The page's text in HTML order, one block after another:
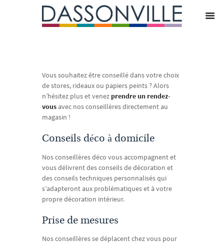
Vous souhaitez être conseillé dans votre choix
de stores, rideaux ou papiers peints ? Alors
n’hésitez plus et venez prendre un rendez-
vous avec nos conseillères directement au
magasin !
Conseils déco à domicile
Nos conseillères déco vous accompagnent et
vous délivrent des conseils de décoration et
des conseils techniques personnalisés qui
s’adapteront aux problématiques et à votre
propre décoration intérieur.
Prise de mesures
Nos conseillères se déplacent chez vous pour